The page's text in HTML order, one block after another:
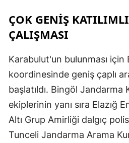
ÇOK GENİŞ
ÇALIŞMASI
Karabulut'un bulunması için
koordinesinde geniş çaplı
başlatıldı. Bingöl Jandarma
ekiplerinin yanı sıra Elazığ
Altı Grup Amirliği dalgıç
Tunceli Jandarma Arama